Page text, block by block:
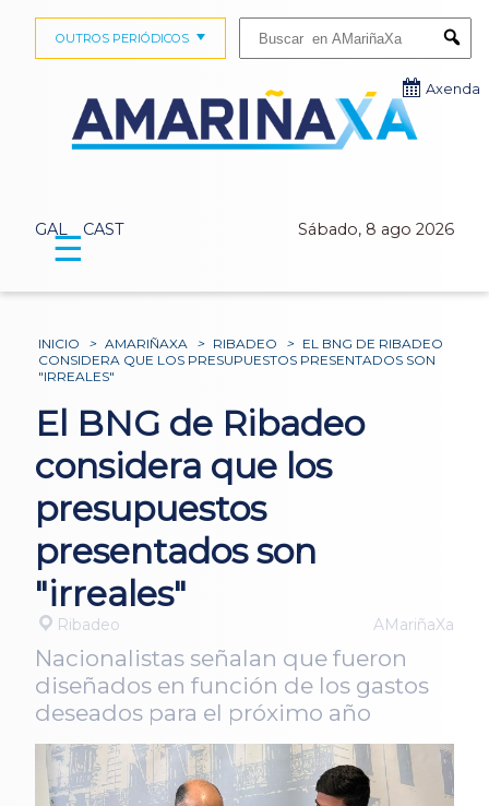
GAL CAST Sábado, 8 ago 2026
OUTROS PERIÓDICOS
Axenda
☰
INICIO > AMARIÑAXA > RIBADEO > EL BNG DE RIBADEO
CONSIDERA QUE LOS PRESUPUESTOS PRESENTADOS SON
"IRREALES"
El BNG de Ribadeo
considera que los
presupuestos
presentados son
"irreales"
Ribadeo AMariñaXa
Nacionalistas señalan que fueron
diseñados en función de los gastos
deseados para el próximo año